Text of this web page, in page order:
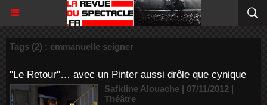
Tags (2) : emmanuelle seigner
"Le Retour"… avec un Pinter aussi drôle que cynique
Safidine Alouache | 07/11/2012 |
Théâtre